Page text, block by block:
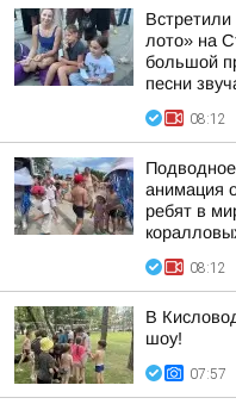
лото» на
большой
песни
08:12
анимация
ребят в
08:12
В
шоу!
07:57